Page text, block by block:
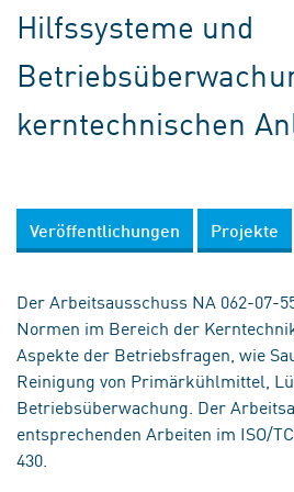
Hilfssysteme und
kerntechnischen
Veröffentlichungen Projekte
Der Arbeitsausschuss NA 062-07-
Normen im Bereich der
Aspekte der Betriebsfragen, wie
Reinigung von Primärkühlmittel,
Betriebsüberwachung. Der
entsprechenden Arbeiten im ISO/
430.